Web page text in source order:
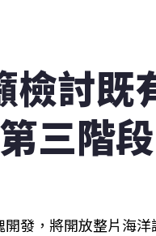
檢討既
三階段
發，將開放整片海